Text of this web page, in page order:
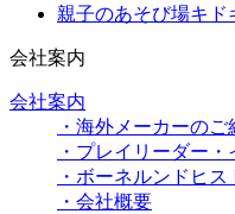
親子のあそび場キド
会社案内
会社案内
・海外メーカーのご
・プレイリーダー
・ボーネルンドヒス
・会社概要